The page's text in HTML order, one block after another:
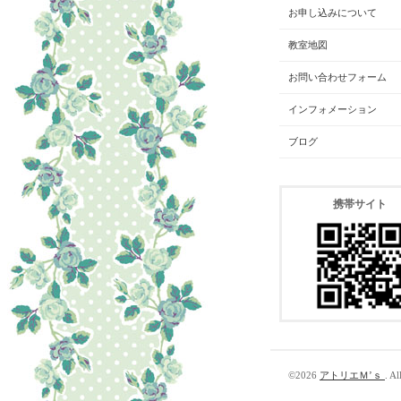
お申し込みについて
教室地図
お問い合わせフォーム
インフォメーション
ブログ
携帯サイト
©2026 アトリエＭ’ｓ .